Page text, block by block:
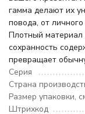
гамма делают их
повода, от
Плотный
сохранность
превращает
Серия
Страна
Размер упаковки,
Штрихкод